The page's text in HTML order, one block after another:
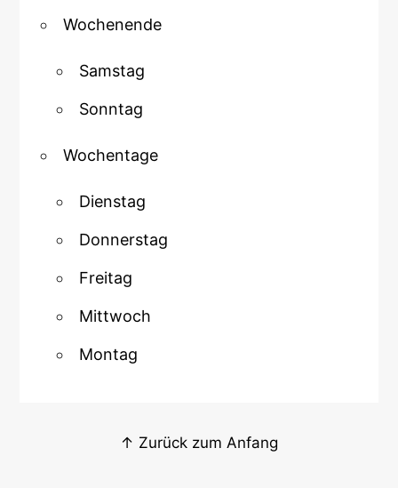
Wochenende
Samstag
Sonntag
Wochentage
Dienstag
Donnerstag
Freitag
Mittwoch
Montag
↑ Zurück zum Anfang